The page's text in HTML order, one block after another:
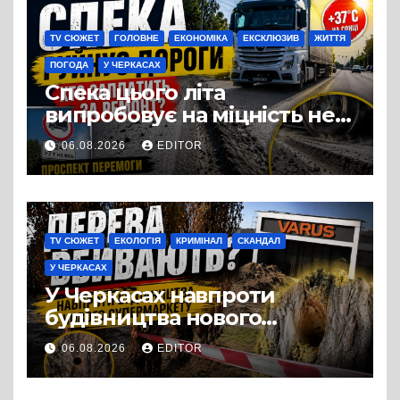
TV СЮЖЕТ ГОЛОВНЕ ЕКОНОМІКА ЕКСКЛЮЗИВ ЖИТТЯ
ПОГОДА У ЧЕРКАСАХ
Спека цього літа
випробовує на міцність не
лише людей, а й дороги
Черкас
06.08.2026 EDITOR
TV СЮЖЕТ ЕКОЛОГІЯ КРИМІНАЛ СКАНДАЛ
У ЧЕРКАСАХ
У Черкасах навпроти
будівництва нового
супермаркету VARUS на
проспекті Перемоги всохли
дерева. І це навряд чи
06.08.2026 EDITOR